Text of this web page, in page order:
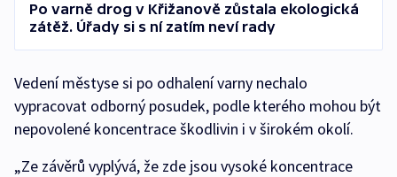
Po varně drog v Křižanově zůstala ekologická
zátěž. Úřady si s ní zatím neví rady
Vedení městyse si po odhalení varny nechalo
vypracovat odborný posudek, podle kterého mohou být
nepovolené koncentrace škodlivin i v širokém okolí.
„Ze závěrů vyplývá, že zde jsou vysoké koncentrace